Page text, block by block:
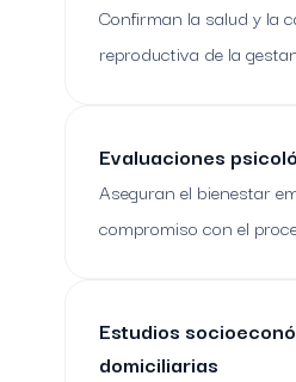
Confirman la salud y la
reproductiva de la
Evaluaciones
Aseguran el bienestar
compromiso con el
Estudios
domiciliarias